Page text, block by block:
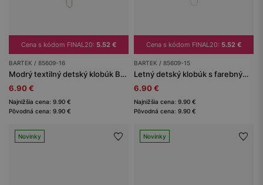
Cena s kódom FINAL20: 5.52 €
BARTEK / 85609-16
Modrý textilný detský klobúk BARTEK 85609-16
6.90 €
Najnižšia cena: 9.90 €
Pôvodná cena: 9.90 €
Cena s kódom FINAL20: 5.52 €
BARTEK / 85609-15
Letný detský klobúk s farebným rybičkami BARTEK 85609-15
6.90 €
Najnižšia cena: 9.90 €
Pôvodná cena: 9.90 €
Novinky Novinky